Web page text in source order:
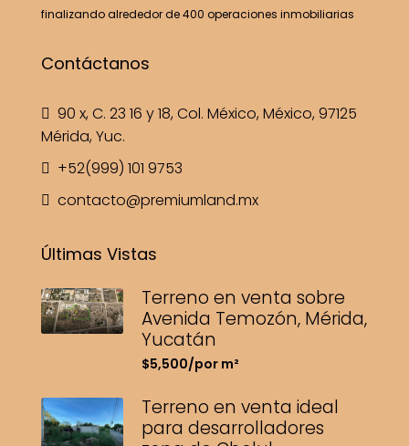
finalizando alrededor de 400 operaciones inmobiliarias
Contáctanos
90 x, C. 23 16 y 18, Col. México, México, 97125
Mérida, Yuc.
+52(999) 101 9753
contacto@premiumland.mx
Últimas Vistas
Terreno en venta sobre
Avenida Temozón, Mérida,
Yucatán
$5,500/por m²
Terreno en venta ideal
para desarrolladores